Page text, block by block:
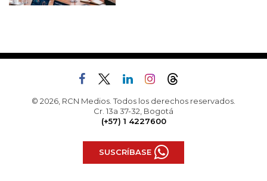
© 2026, RCN Medios. Todos los derechos reservados.
Cr. 13a 37-32, Bogotá
(+57) 1 4227600
SUSCRÍBASE